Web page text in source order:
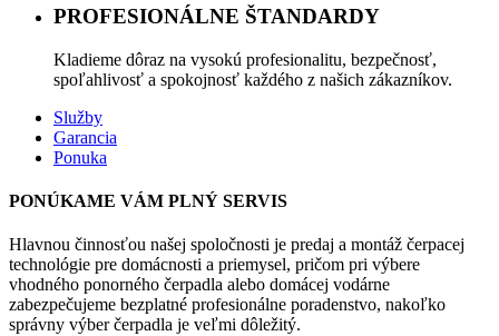
PROFESIONÁLNE ŠTANDARDY
Kladieme dôraz na vysokú profesionalitu, bezpečnosť,
spoľahlivosť a spokojnosť každého z našich zákazníkov.
Služby
Garancia
Ponuka
PONÚKAME VÁM PLNÝ SERVIS
Hlavnou činnosťou našej spoločnosti je predaj a montáž čerpacej
technológie pre domácnosti a priemysel, pričom pri výbere
vhodného ponorného čerpadla alebo domácej vodárne
zabezpečujeme bezplatné profesionálne poradenstvo, nakoľko
správny výber čerpadla je veľmi dôležitý.